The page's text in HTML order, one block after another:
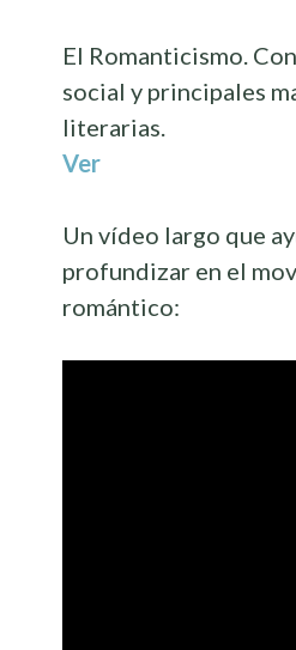
El Romanticismo.
social y principales
literarias.
Ver
Un vídeo largo que
profundizar en el
romántico: